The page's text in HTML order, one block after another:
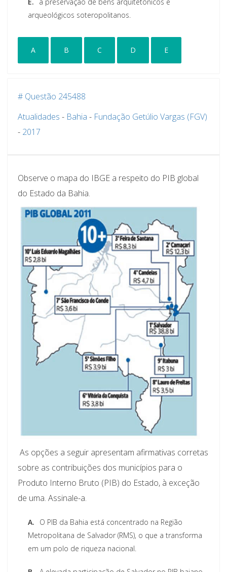
arqueológicos soteropolitanos.
A B C D E
# Questão 245488
Atualidades - Bahia - Fundação Getúlio Vargas (FGV)
- 2017
Observe o mapa do IBGE a respeito do PIB global
do Estado da Bahia.
As opções a seguir apresentam afirmativas corretas
sobre as contribuições dos municípios para o
Produto Interno Bruto (PIB) do Estado, à exceção
de uma. Assinale-a.
A.
O PIB da Bahia está concentrado na Região
Metropolitana de Salvador (RMS), o que a transforma
em um polo de riqueza nacional.